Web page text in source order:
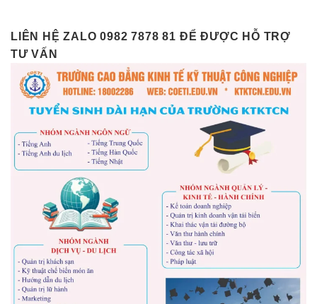
LIÊN HỆ ZALO 0982 7878 81 ĐỂ ĐƯỢC HỖ TRỢ
TƯ VẤN